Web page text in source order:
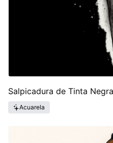
Salpicadura de Tinta
Acuarela